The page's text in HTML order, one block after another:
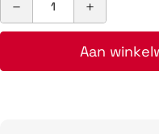
Aan